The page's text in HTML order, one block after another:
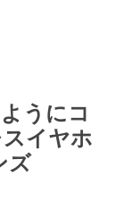
うにコ
イヤホ
ズ